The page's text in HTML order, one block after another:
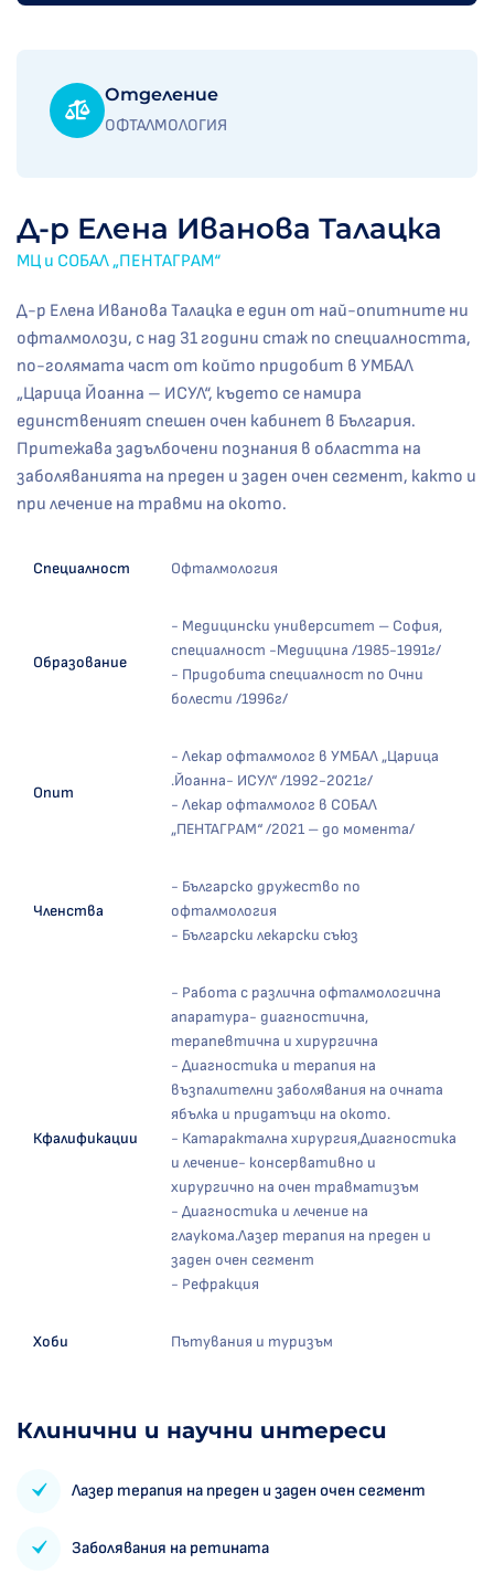
Отделение
ОФТАЛМОЛОГИЯ
Д-р Елена Иванова Талацка
МЦ и СОБАЛ „ПЕНТАГРАМ“
Д-р Елена Иванова Талацка е един от най-опитните ни
офталмолози, с над 31 години стаж по специалността,
по-голямата част от който придобит в УМБАЛ
„Царица Йоанна – ИСУЛ“, където се намира
единственият спешен очен кабинет в България.
Притежава задълбочени познания в областта на
заболяванията на преден и заден очен сегмент, както и
при лечение на травми на окото.
Специалност Офталмология
Образование
- Медицински университет – София,
специалност -Медицина /1985-1991г/
- Придобита специалност по Очни
болести /1996г/
Опит
- Лекар офталмолог в УМБАЛ „Царица
.Йоанна- ИСУЛ“ /1992-2021г/
- Лекар офталмолог в СОБАЛ
„ПЕНТАГРАМ“ /2021 – до момента/
Членства
- Българско дружество по
офталмология
- Български лекарски съюз
Кфалификации
- Работа с различна офталмологична
апаратура- диагностична,
терапевтична и хирургична
- Диагностика и терапия на
възпалителни заболявания на очната
ябълка и придатъци на окото.
- Катарактална хирургия,Диагностика
и лечение- консервативно и
хирургично на очен травматизъм
- Диагностика и лечение на
глаукома.Лазер терапия на преден и
заден очен сегмент
- Рефракция
Хоби Пътувания и туризъм
Клинични и научни интереси
Лазер терапия на преден и заден очен сегмент
Заболявания на ретината